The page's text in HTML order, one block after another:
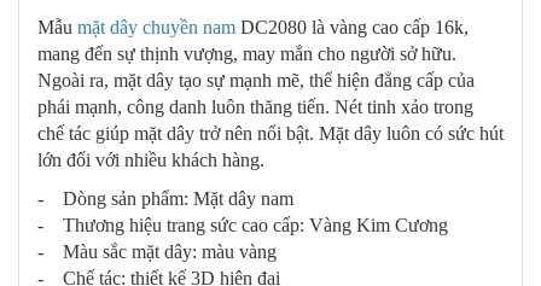
Mẫu mặt dây chuyền nam DC2080 là vàng cao cấp 16k,
mang đến sự thịnh vượng, may mắn cho người sở hữu.
Ngoài ra, mặt dây tạo sự mạnh mẽ, thể hiện đẳng cấp của
phái mạnh, công danh luôn thăng tiến. Nét tinh xảo trong
chế tác giúp mặt dây trở nên nổi bật. Mặt dây luôn có sức hút
lớn đối với nhiều khách hàng.
- Dòng sản phẩm: Mặt dây nam
- Thương hiệu trang sức cao cấp: Vàng Kim Cương
- Màu sắc mặt dây: màu vàng
- Chế tác: thiết kế 3D hiện đại